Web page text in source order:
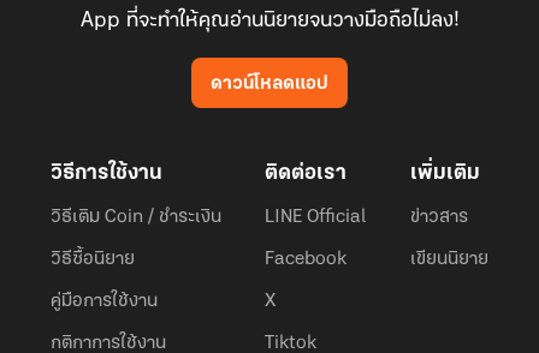
App ที่จะทำให้คุณอ่านนิยายจนวางมือถือไม่ลง!
ดาวน์โหลดแอป
วิธีการใช้งาน
วิธีเติม Coin / ชำระเงิน
วิธีซื้อนิยาย
คู่มือการใช้งาน
กติกาการใช้งาน
ติดต่อเรา
LINE Official
Facebook
X
Tiktok
เพิ่มเติม
ข่าวสาร
เขียนนิยาย